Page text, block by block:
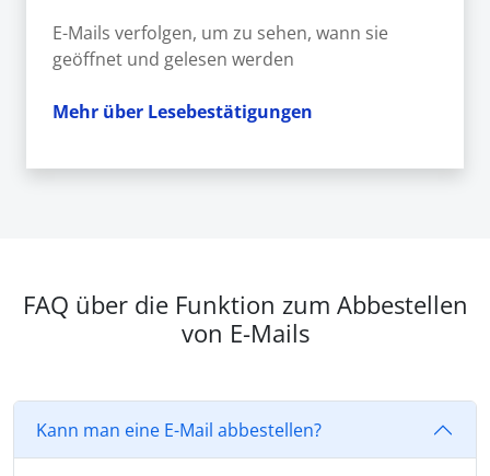
E-Mails verfolgen, um zu sehen, wann sie
geöffnet und gelesen werden
Mehr über Lesebestätigungen
FAQ über die Funktion zum Abbestellen
von E-Mails
Kann man eine E-Mail abbestellen?